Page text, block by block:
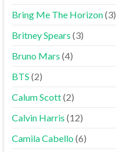
Bring Me The Horizon(3)
Britney Spears (3)
Bruno Mars (4)
BTS (2)
Calum Scott(2)
Calvin Harris (12)
Camila Cabello(6)